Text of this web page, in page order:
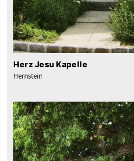
Herz Jesu Kapelle
Hernstein